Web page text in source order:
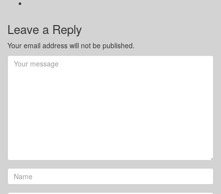
Leave a Reply
Your email address will not be published.